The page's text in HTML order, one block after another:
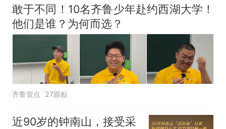
敢于不同！10名齐鲁少年赴约西湖大学！
他们是谁？为何而选？
齐鲁壹点 27跟贴
近90岁的钟南山，接受采